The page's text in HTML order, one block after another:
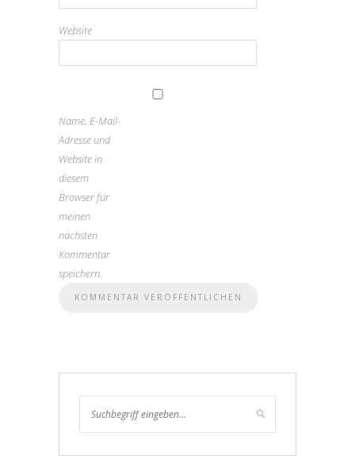
Website
Name, E-Mail-
Adresse und
Website in
diesem
Browser für
meinen
nächsten
Kommentar
speichern.